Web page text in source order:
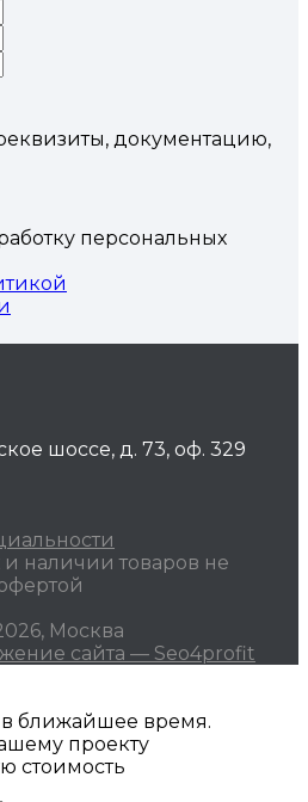
документацию,
персональных
шоссе, д. 73, оф. 329
наличии товаров не
Москва
сайта — Seo4profit
ближайшее время.
проекту
стоимость